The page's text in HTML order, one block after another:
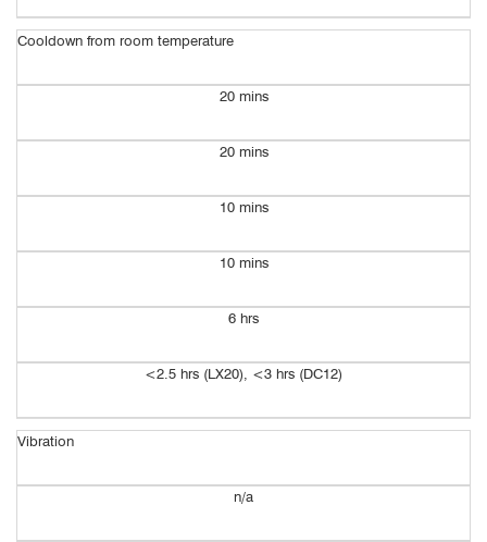
Cooldown from room temperature
20 mins
20 mins
10 mins
10 mins
6 hrs
<2.5 hrs (LX20), <3 hrs (DC12)
Vibration
n/a